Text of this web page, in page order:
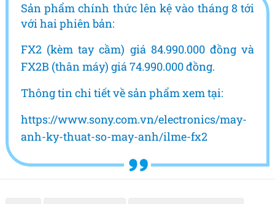
Sản phẩm chính thức lên kệ vào tháng 8 tới
với hai phiên bản:
FX2 (kèm tay cầm) giá 84.990.000 đồng và
FX2B (thân máy) giá 74.990.000 đồng.
Thông tin chi tiết về sản phẩm xem tại:
https://www.sony.com.vn/electronics/may-
anh-ky-thuat-so-may-anh/ilme-fx2